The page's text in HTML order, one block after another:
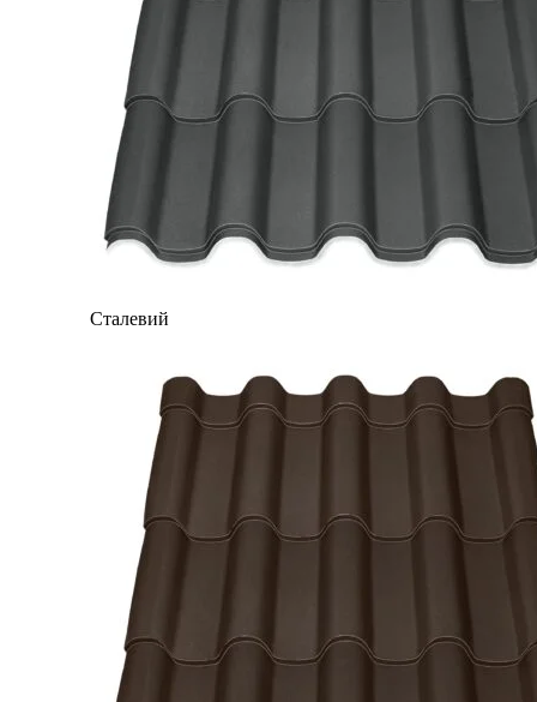
Сталевий